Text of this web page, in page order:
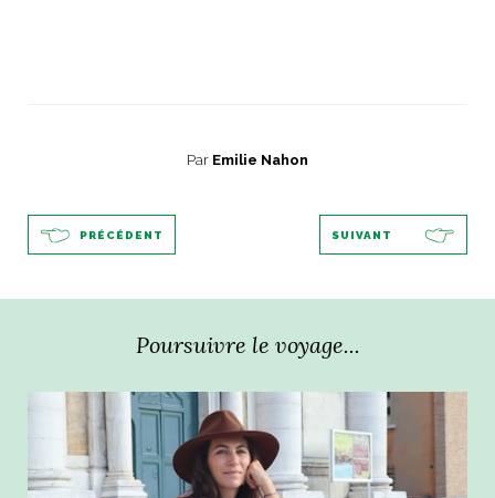
Par Emilie Nahon
PRÉCÉDENT SUIVANT
Poursuivre le voyage...